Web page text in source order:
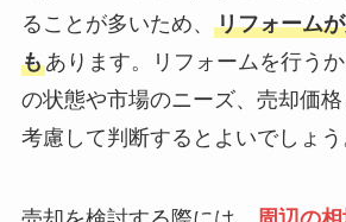
ることが多いため、 リフォーム
もあります。リフォームを行う
の状態や市場のニーズ、売却価
考慮して判断するとよいでしょう